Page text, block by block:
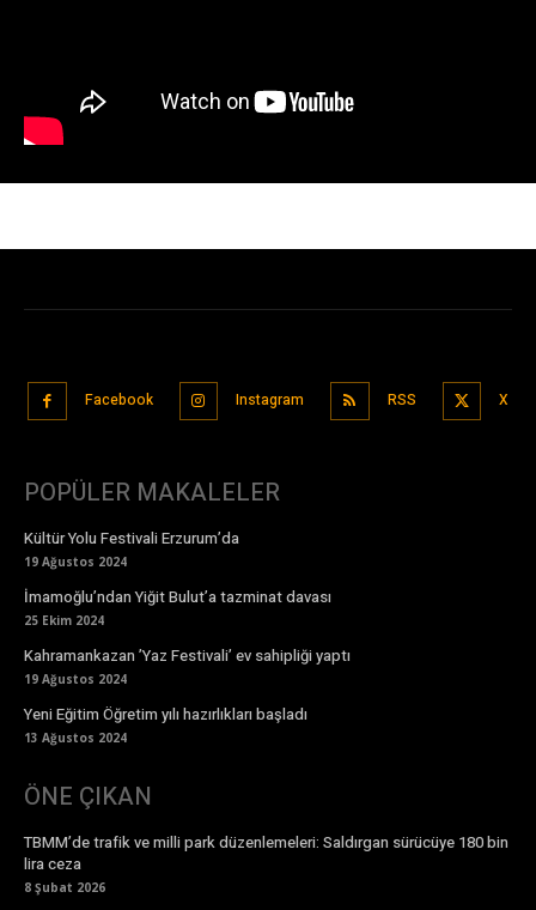
Facebook Instagram RSS X
POPÜLER MAKALELER
Kültür Yolu Festivali Erzurum’da
19 Ağustos 2024
İmamoğlu’ndan Yiğit Bulut’a tazminat davası
25 Ekim 2024
Kahramankazan ’Yaz Festivali’ ev sahipliği yaptı
19 Ağustos 2024
Yeni Eğitim Öğretim yılı hazırlıkları başladı
13 Ağustos 2024
ÖNE ÇIKAN
TBMM’de trafik ve milli park düzenlemeleri: Saldırgan sürücüye 180 bin
lira ceza
8 Şubat 2026